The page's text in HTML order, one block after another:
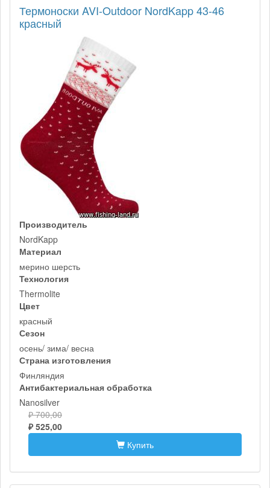
Термоноски AVI-Outdoor NordKapp 43-46
красный
Производитель
NordKapp
Материал
мерино шерсть
Технология
Thermolite
Цвет
красный
Сезон
осень/ зима/ весна
Страна изготовления
Финляндия
Антибактериальная обработка
Nanosilver
₽ 700,00
₽ 525,00
Купить